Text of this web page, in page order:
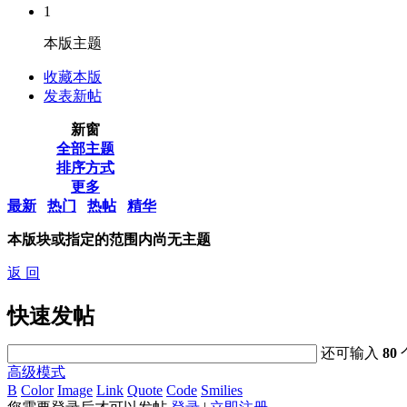
1
本版主题
收藏本版
发表新帖
新窗
全部主题
排序方式
更多
最新
热门 热帖 精华
本版块或指定的范围内尚无主题
返 回
快速发帖
还可输入80
高级模式
B Color Image Link Quote Code Smilies